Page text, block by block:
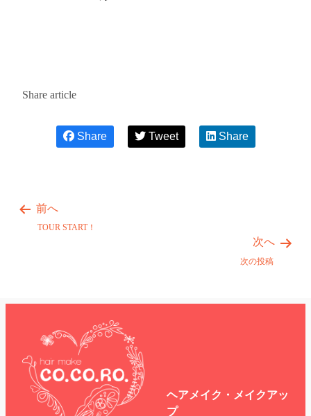
Share article
Share Tweet Share
前へ
TOUR START！
次へ
次の投稿
ヘアメイク・メイクアッ
プ